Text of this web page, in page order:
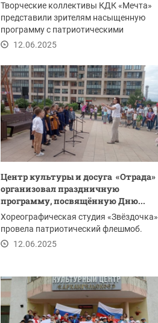
Творческие коллективы КДК «Мечта»
представили зрителям насыщенную
программу с патриотическими
музыкальными номерами и...
12.06.2025
Центр культуры и досуга «Отрада»
организовал праздничную
программу, посвящённую Дню...
Хореографическая студия «Звёздочка»
провела патриотический флешмоб.
12.06.2025